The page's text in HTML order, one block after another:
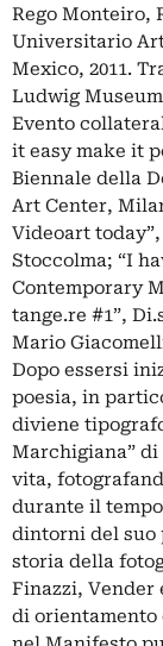
Rego Monteiro,
Universitario
Mexico, 2011.
Ludwig
Evento
it easy make it
Biennale della
Art Center,
Videoart
Stoccolma; “I
Contemporary
tange.re #1”,
Mario
Dopo essersi
poesia, in
diviene
Marchigiana”
vita,
durante il
dintorni del suo
storia della
Finazzi, Vender
di orientamento